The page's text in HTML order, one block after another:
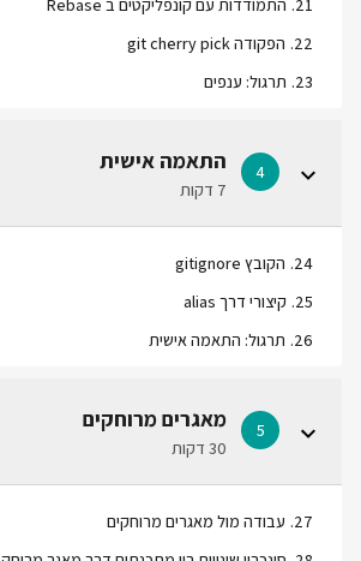
21
. התמודדות עם קונפליקטים ב Rebase
22
. הפקודה git cherry pick
23
. תרגול: ענפים
4 התאמה אישית
7 דקות
24
. הקובץ gitignore
25
. קיצורי דרך alias
26
. תרגול: התאמה אישית
5 מאגרים מרוחקים
30 דקות
27
. עבודה מול מאגרים מרוחקים